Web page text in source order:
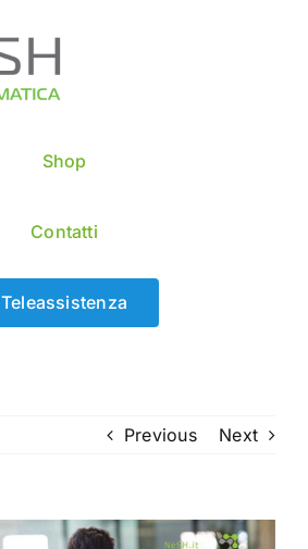
Shop
Contatti
Teleassistenza
Previous Next